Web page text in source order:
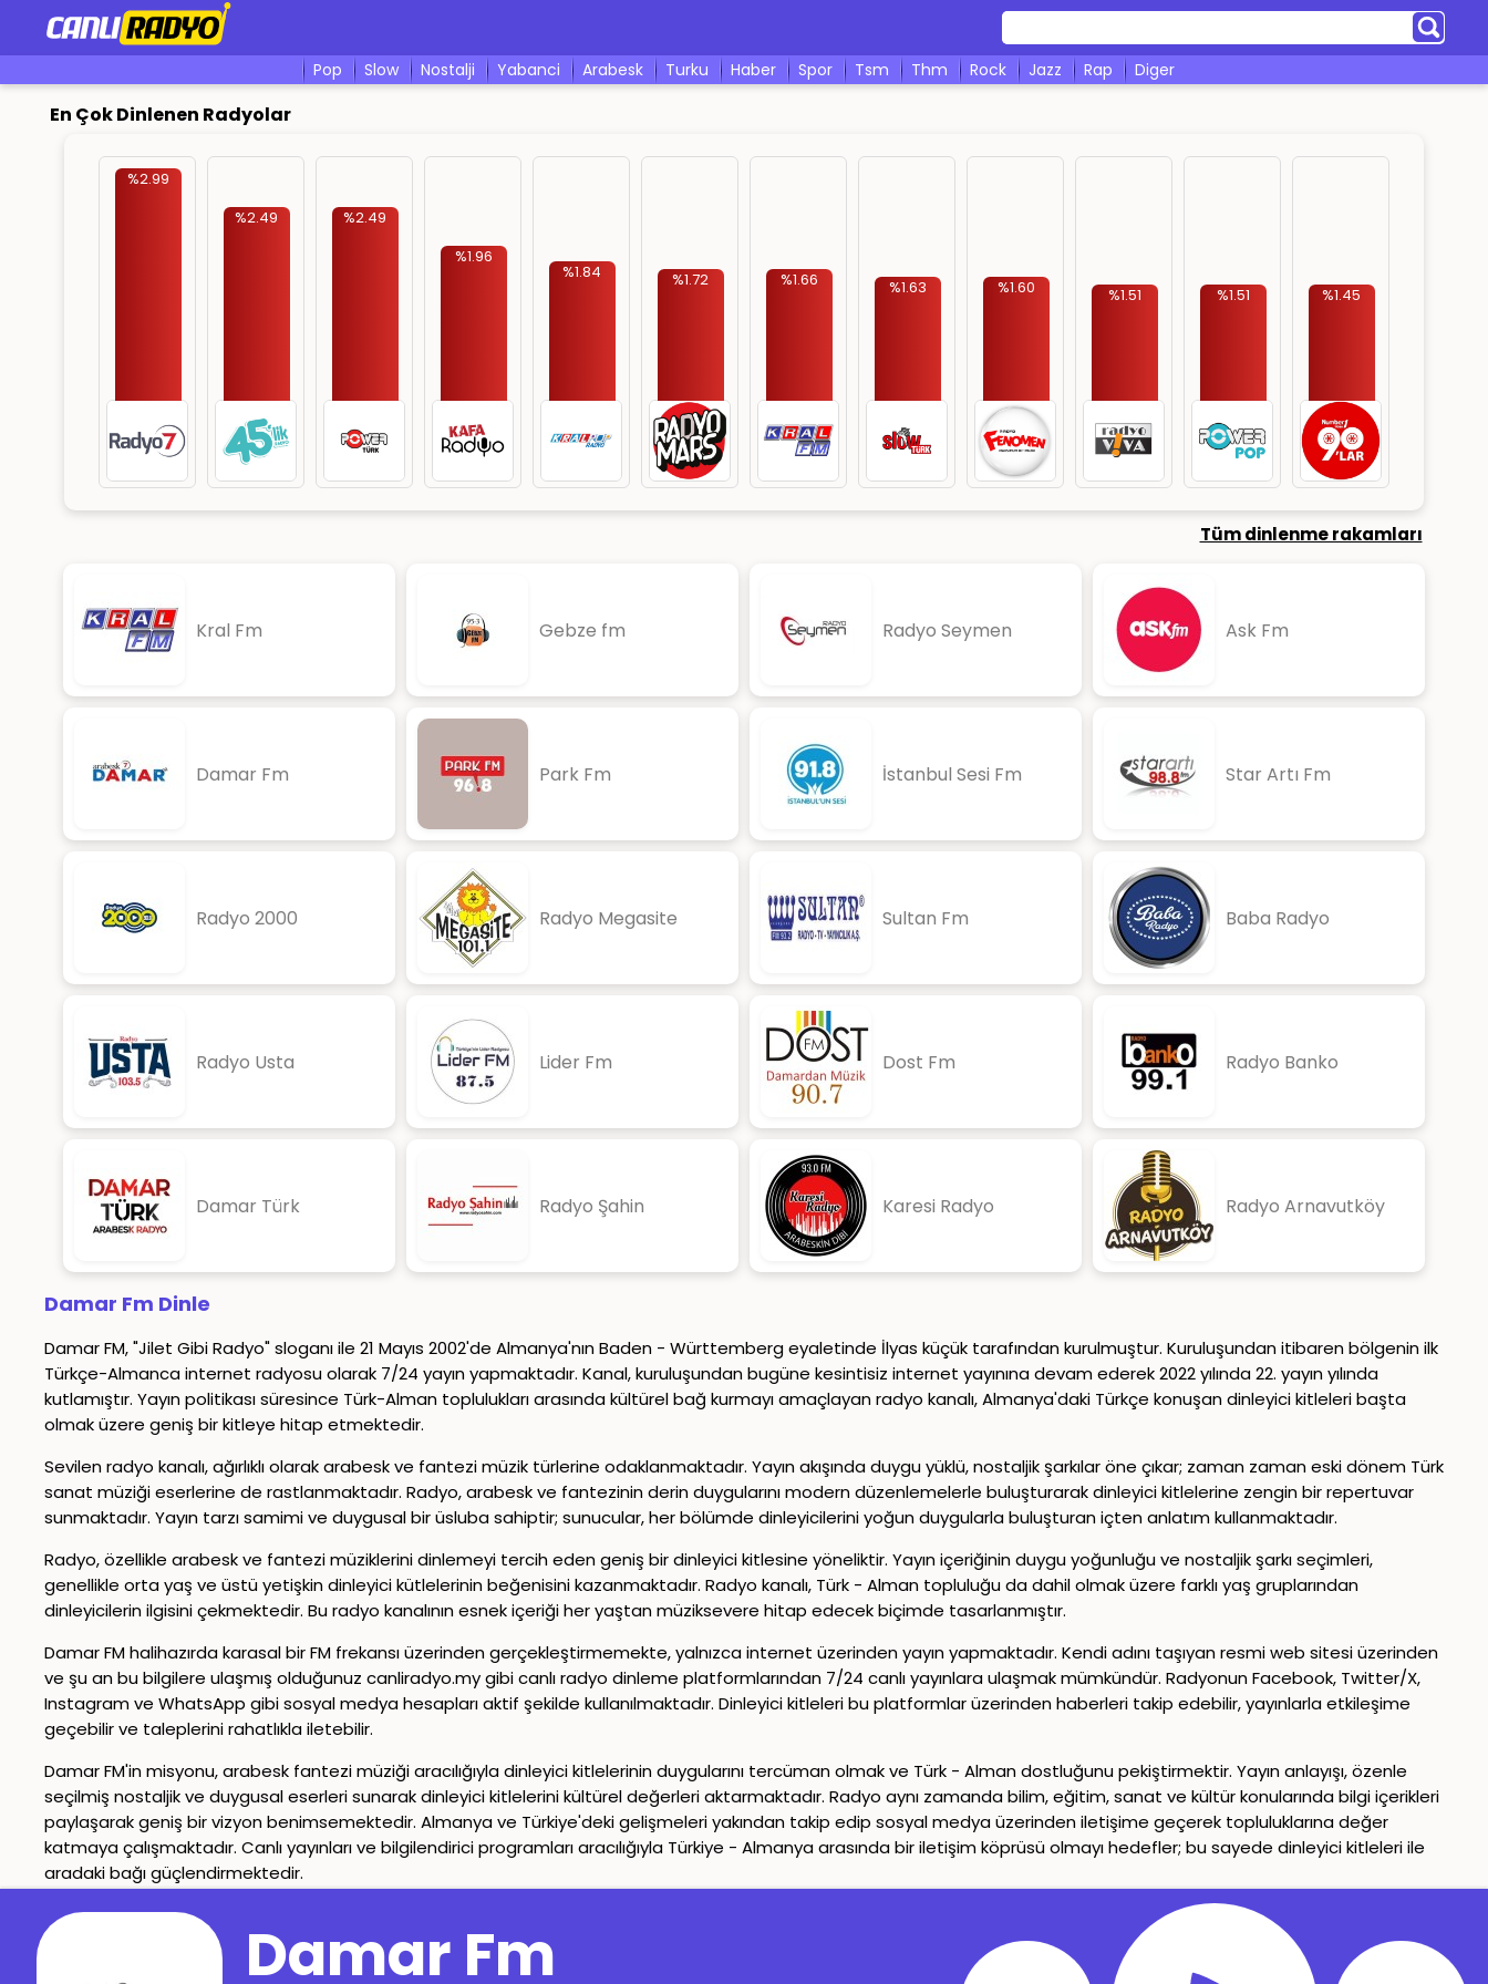
pop slow nostalji yabanci arabesk turku haber spor tsm thm rock jazz rap diger
En Çok Dinlenen Radyolar
%2.99
%2.49
%2.49
%1.96
%1.84 %1.72 %1.66 %1.63 %1.60 %1.51 %1.51 %1.45
Tüm dinlenme rakamları
Kral Fm Gebze fm Radyo Seymen Ask Fm
Damar Fm Park Fm İstanbul Sesi Fm Star Artı Fm
Radyo 2000 Radyo Megasite Sultan Fm Baba Radyo
Radyo Usta Lider Fm Dost Fm Radyo Banko
Damar Türk Radyo Şahin Karesi Radyo Radyo Arnavutköy
Damar Fm Dinle
Damar FM, "Jilet Gibi Radyo" sloganı ile 21 Mayıs 2002'de Almanya'nın Baden - Württemberg eyaletinde İlyas küçük tarafından kurulmuştur. Kuruluşundan itibaren bölgenin ilk
Türkçe-Almanca internet radyosu olarak 7/24 yayın yapmaktadır. Kanal, kuruluşundan bugüne kesintisiz internet yayınına devam ederek 2022 yılında 22. yayın yılında
kutlamıştır. Yayın politikası süresince Türk-Alman toplulukları arasında kültürel bağ kurmayı amaçlayan radyo kanalı, Almanya'daki Türkçe konuşan dinleyici kitleleri başta
olmak üzere geniş bir kitleye hitap etmektedir.
Sevilen radyo kanalı, ağırlıklı olarak arabesk ve fantezi müzik türlerine odaklanmaktadır. Yayın akışında duygu yüklü, nostaljik şarkılar öne çıkar; zaman zaman eski dönem Türk
sanat müziği eserlerine de rastlanmaktadır. Radyo, arabesk ve fantezinin derin duygularını modern düzenlemelerle buluşturarak dinleyici kitlelerine zengin bir repertuvar
sunmaktadır. Yayın tarzı samimi ve duygusal bir üsluba sahiptir; sunucular, her bölümde dinleyicilerini yoğun duygularla buluşturan içten anlatım kullanmaktadır.
Radyo, özellikle arabesk ve fantezi müziklerini dinlemeyi tercih eden geniş bir dinleyici kitlesine yöneliktir. Yayın içeriğinin duygu yoğunluğu ve nostaljik şarkı seçimleri,
genellikle orta yaş ve üstü yetişkin dinleyici kütlelerinin beğenisini kazanmaktadır. Radyo kanalı, Türk - Alman topluluğu da dahil olmak üzere farklı yaş gruplarından
dinleyicilerin ilgisini çekmektedir. Bu radyo kanalının esnek içeriği her yaştan müziksevere hitap edecek biçimde tasarlanmıştır.
Damar FM halihazırda karasal bir FM frekansı üzerinden gerçekleştirmemekte, yalnızca internet üzerinden yayın yapmaktadır. Kendi adını taşıyan resmi web sitesi üzerinden
ve şu an bu bilgilere ulaşmış olduğunuz canliradyo.my gibi canlı radyo dinleme platformlarından 7/24 canlı yayınlara ulaşmak mümkündür. Radyonun Facebook, Twitter/X,
Instagram ve WhatsApp gibi sosyal medya hesapları aktif şekilde kullanılmaktadır. Dinleyici kitleleri bu platformlar üzerinden haberleri takip edebilir, yayınlarla etkileşime
geçebilir ve taleplerini rahatlıkla iletebilir.
Damar FM'in misyonu, arabesk fantezi müziği aracılığıyla dinleyici kitlelerinin duygularını tercüman olmak ve Türk - Alman dostluğunu pekiştirmektir. Yayın anlayışı, özenle
seçilmiş nostaljik ve duygusal eserleri sunarak dinleyici kitlelerini kültürel değerleri aktarmaktadır. Radyo aynı zamanda bilim, eğitim, sanat ve kültür konularında bilgi içerikleri
paylaşarak geniş bir vizyon benimsemektedir. Almanya ve Türkiye'deki gelişmeleri yakından takip edip sosyal medya üzerinden iletişime geçerek topluluklarına değer
katmaya çalışmaktadır. Canlı yayınları ve bilgilendirici programları aracılığıyla Türkiye - Almanya arasında bir iletişim köprüsü olmayı hedefler; bu sayede dinleyici kitleleri ile
aradaki bağı güçlendirmektedir.
İletişim Gizlilik Politikası